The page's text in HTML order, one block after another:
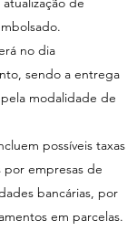
no dia
sendo a entrega
modalidade de
possíveis taxas
empresas de
bancárias, por
em parcelas.